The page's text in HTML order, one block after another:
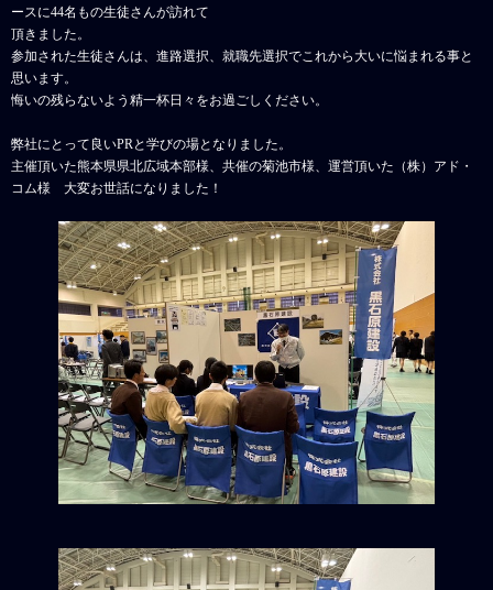
ースに44名もの生徒さんが訪れて
頂きました。
参加された生徒さんは、進路選択、就職先選択でこれから大いに悩まれる事と
思います。
悔いの残らないよう精一杯日々をお過ごしください。
弊社にとって良いPRと学びの場となりました。
主催頂いた熊本県県北広域本部様、共催の菊池市様、運営頂いた（株）アド・
コム様 大変お世話になりました！